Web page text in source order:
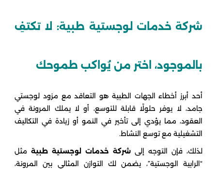
شركة خدمات لوجستية طبية: لا تكتفِ
بالموجود، اختر من يُواكب طموحك
أحد أبرز أخطاء الجهات الطبية هو التعاقد مع مزود لوجستي
جامد، لا يوفر حلولًا قابلة للتوسع، أو لا يملك المرونة في
العقود، مما يؤدي إلى تأخير في النمو أو زيادة في التكاليف
التشغيلية مع توسع النشاط.
لذلك، فإن التوجه إلى شركة خدمات لوجستية طبية مثل
“الرابية الوجستية”، يضمن لك التوازن المثالي بين المرونة،